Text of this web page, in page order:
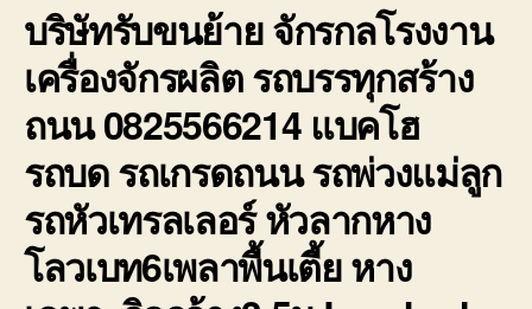
ยาว
บริษัทรับขนย้าย จักรกลโรงงาน
เครื่องจักรผลิต รถบรรทุกสร้าง
ถนน 0825566214 แบคโฮ
รถบด รถเกรดถนน รถพ่วงแม่ลูก
รถหัวเทรลเลอร์ หัวลากหาง
โลวเบท6เพลาพื้นเตี้ย หาง